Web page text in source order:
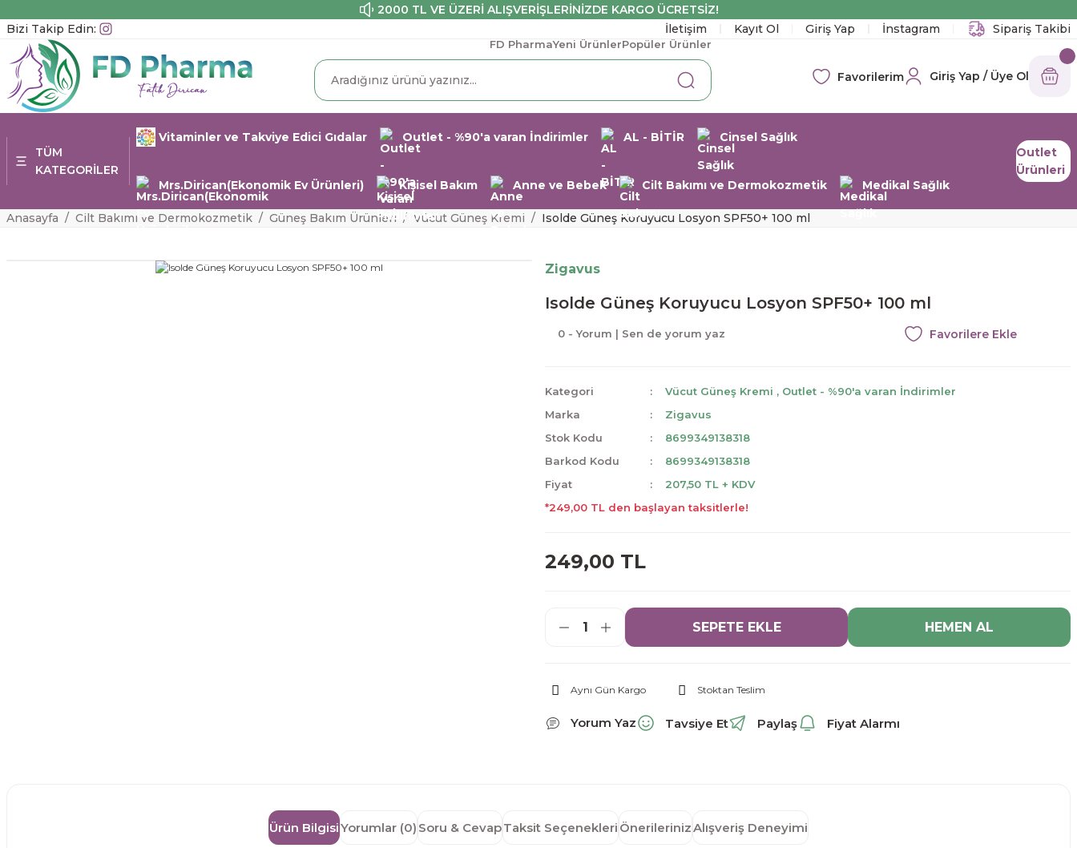
2000 TL VE ÜZERİ ALIŞVERİŞLERİNİZDE KARGO ÜCRETSİZ!
Bizi Takip Edin:
İletişim Kayıt Ol Giriş Yap İnstagram Sipariş Takibi
FD PharmaYeni ÜrünlerPopüler Ürünler
Favorilerim Giriş Yap / Üye Ol
TÜM
KATEGORİLER
Vitaminler ve Takviye Edici Gıdalar Outlet - %90'a varan İndirimler AL - BİTİR Cinsel Sağlık
Mrs.Dirican(Ekonomik Ev Ürünleri) Kişisel Bakım Anne ve Bebek Cilt Bakımı ve Dermokozmetik Medikal Sağlık
Outlet
Ürünleri
Anasayfa Cilt Bakımı ve Dermokozmetik Güneş Bakım Ürünleri Vücut Güneş Kremi Isolde Güneş Koruyucu Losyon SPF50+ 100 ml
Zigavus
Isolde Güneş Koruyucu Losyon SPF50+ 100 ml
0 - Yorum | Sen de yorum yaz
Kategori Vücut Güneş Kremi , Outlet - %90'a varan İndirimler
Marka
Zigavus
Stok Kodu
8699349138318
Barkod Kodu
8699349138318
Fiyat
207,50 TL + KDV
*249,00 TL den başlayan taksitlerle!
249,00 TL
SEPETE EKLE HEMEN AL
Aynı Gün Kargo Stoktan Teslim
Yorum Yaz Tavsiye Et Paylaş Fiyat Alarmı
Ürün BilgisiYorumlar (0) Soru & CevapTaksit Seçenekleri ÖnerilerinizAlışveriş Deneyimi